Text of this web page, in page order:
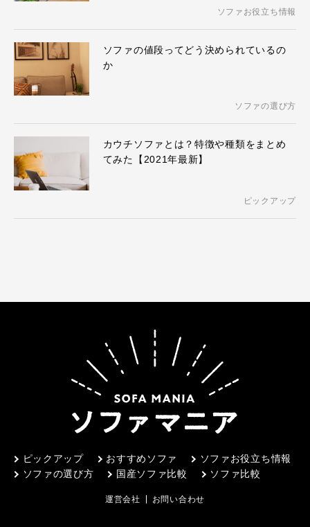
ソファお役立ち情報
ソファの値段ってどう決められているの
か
ソファの選び方
カウチソファとは？特徴や種類をまとめ
てみた【2021年最新】
ピックアップ
ピックアップ おすすめソファ
ソファお役立ち情報
ソファの選び方
国産ソファ比較 ソファ比較
運営会社 お問い合わせ